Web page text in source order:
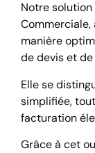
Notre
manière
de devis et
Elle se
simplifiée,
facturation
Grâce à cet